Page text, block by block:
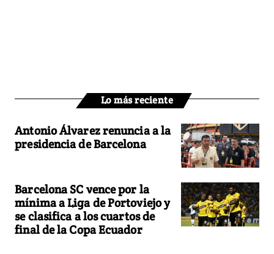
Lo más reciente
Antonio Álvarez renuncia a la
presidencia de Barcelona
Barcelona SC vence por la
mínima a Liga de Portoviejo y
se clasifica a los cuartos de
final de la Copa Ecuador